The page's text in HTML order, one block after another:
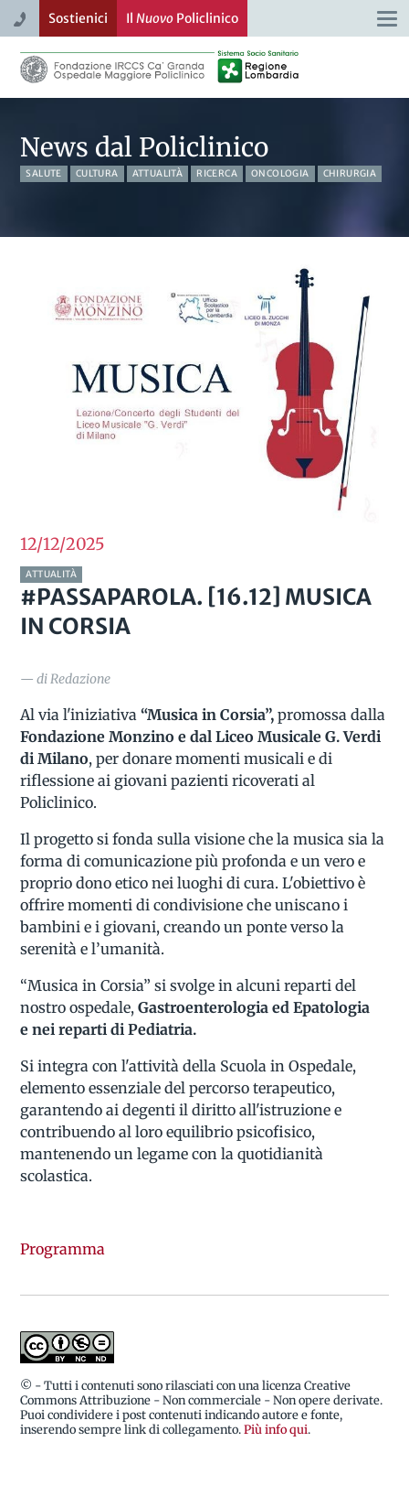
Sostienici Il NuovoPoliclinico
News dal Policlinico
SALUTE CULTURA ATTUALITÀ RICERCA ONCOLOGIA CHIRURGIA
12/122025
ATTUALITÀ
#PASSAPAROLA. [16.12] MUSICA
IN CORSIA
— di Redazione
Al via l'iniziativa“Musica in Corsia”,promossa dalla
Fondazione Monzino e dal Liceo Musicale G. Verdi
di Milano, per donare momenti musicali e di
riflessione ai giovani pazienti ricoverati al
Policlinico.
Il progetto si fonda sulla visione che la musica sia la
forma di comunicazione più profonda e un vero e
proprio dono etico nei luoghi di cura. L'obiettivo è
offrire momenti di condivisione che uniscano i
bambini e i giovani, creando un ponte verso la
serenità e l’umanità.
“Musica in Corsia” si svolge in alcuni reparti del
nostro ospedale,Gastroenterologia ed Epatologia
e nei reparti di Pediatria.
Si integra con l'attività della Scuola in Ospedale,
elemento essenziale del percorso terapeutico,
garantendo ai degenti il diritto all'istruzione e
contribuendo al loro equilibrio psicofisico,
mantenendo un legame con la quotidianità
scolastica.
Programma
© - Tutti i contenuti sono rilasciati con una licenza Creative
Commons Attribuzione - Non commerciale - Non opere derivate.
Puoi condividere i post contenuti indicando autore e fonte,
inserendo sempre link di collegamento.Più info qui.